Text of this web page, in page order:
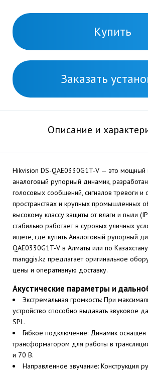
Купить
Заказать
Описание и
Hikvision DS-QAE0330G1T-V — это мощный
аналоговый рупорный динамик,
голосовых сообщений, сигналов тревоги и
пространствах и крупных промышленных
высокому классу защиты от влаги и пыли
стабильно работает в суровых уличных
ищете, где купить Аналоговый рупорный
QAE0330G1T-V в Алматы или по
manggis.kz предлагает оригинальное
цены и оперативную доставку.
Акустические параметры и
Экстремальная громкость: При
устройство способно выдавать звуковое
SPL.
Гибкое подключение: Динамик оснащен
трансформатором для работы в
и 70 В.
Направленное звучание: Конструкция